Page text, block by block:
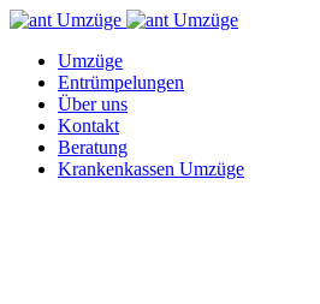
Umzüge
Entrümpelungen
Über uns
Kontakt
Beratung
Krankenkassen Umzüge